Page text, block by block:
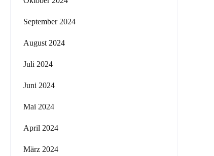
September 2024
August 2024
Juli 2024
Juni 2024
Mai 2024
April 2024
März 2024